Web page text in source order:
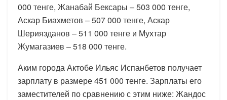
000 тенге, Жанабай Бексары – 503 000 тенге,
Аскар Биахметов – 507 000 тенге, Аскар
Шериязданов – 511 000 тенге и Мухтар
Жумагазиев – 518 000 тенге.
Аким города Актобе Ильяс Испанбетов получает
зарплату в размере 451 000 тенге. Зарплаты его
заместителей по сравнению с этим ниже: Жандос